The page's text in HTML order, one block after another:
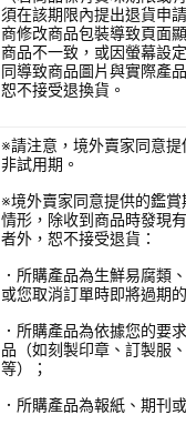
須在該期限內提出退貨申
商修改商品包裝導致頁面
商品不一致，或因螢幕設
同導致商品圖片與實際產
恕不接受退換貨。
※請注意，境外賣家同意提
非試用期。
※境外賣家同意提供的鑑賞
情形，除收到商品時發現
者外，恕不接受退貨：
．所購產品為生鮮易腐類
或您取消訂單時即將過期
．所購產品為依據您的要
品（如刻製印章、訂製服
等）；
．所購產品為報紙、期刊